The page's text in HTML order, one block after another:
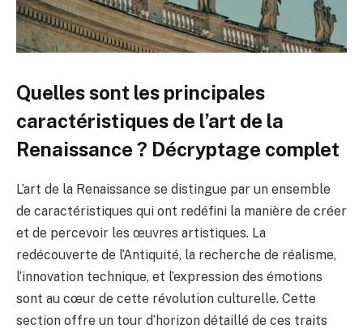
Quelles sont les principales
caractéristiques de l’art de la
Renaissance ? Décryptage complet
L’art de la Renaissance se distingue par un ensemble
de caractéristiques qui ont redéfini la manière de créer
et de percevoir les œuvres artistiques. La
redécouverte de l’Antiquité, la recherche de réalisme,
l’innovation technique, et l’expression des émotions
sont au cœur de cette révolution culturelle. Cette
section offre un tour d’horizon détaillé de ces traits